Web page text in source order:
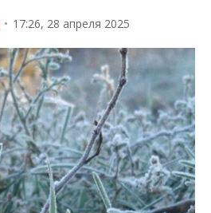
• 17:26, 28 апреля 2025